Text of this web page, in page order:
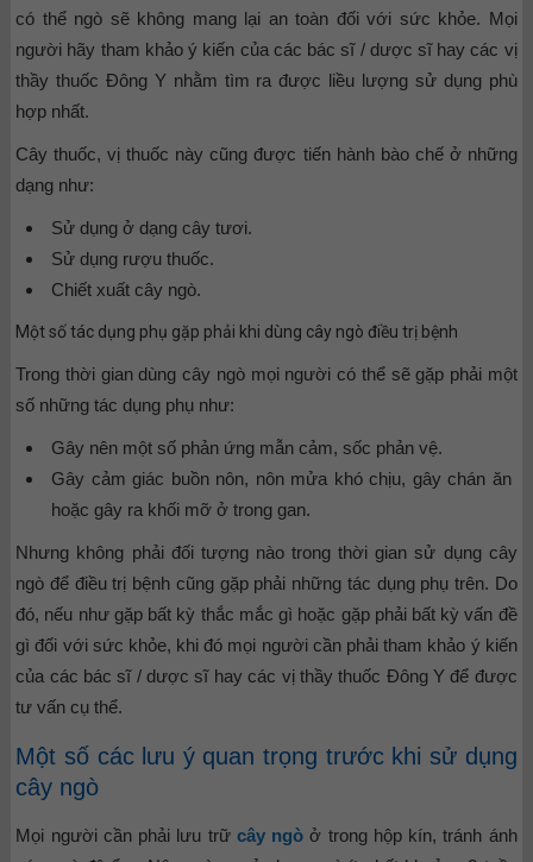
có thể ngò sẽ không mang lại an toàn đối với sức khỏe. Mọi
người hãy tham khảo ý kiến của các bác sĩ / dược sĩ hay các vị
thầy thuốc Đông Y nhằm tìm ra được liều lượng sử dụng phù
hợp nhất.
Cây thuốc, vị thuốc này cũng được tiến hành bào chế ở những
dạng như:
Sử dụng ở dạng cây tươi.
Sử dụng rượu thuốc.
Chiết xuất cây ngò.
Một số tác dụng phụ gặp phải khi dùng cây ngò điều trị bệnh
Trong thời gian dùng cây ngò mọi người có thể sẽ gặp phải một
số những tác dụng phụ như:
Gây nên một số phản ứng mẫn cảm, sốc phản vệ.
Gây cảm giác buồn nôn, nôn mửa khó chịu, gây chán ăn
hoặc gây ra khối mỡ ở trong gan.
Nhưng không phải đối tượng nào trong thời gian sử dụng cây
ngò để điều trị bệnh cũng gặp phải những tác dụng phụ trên. Do
đó, nếu như gặp bất kỳ thắc mắc gì hoặc gặp phải bất kỳ vấn đề
gì đối với sức khỏe, khi đó mọi người cần phải tham khảo ý kiến
của các bác sĩ / dược sĩ hay các vị thầy thuốc Đông Y để được
tư vấn cụ thể.
Một số các lưu ý quan trọng trước khi sử dụng
cây ngò
Mọi người cần phải lưu trữ cây ngò ở trong hộp kín, tránh ánh